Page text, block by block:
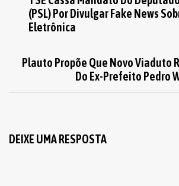
(PSL) Por Divulgar Fake News
Eletrônica
Plauto Propõe Que Novo Viaduto
Do Ex-Prefeito Pedro
DEIXE UMA RESPOSTA